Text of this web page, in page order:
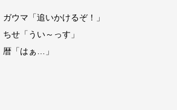
ガウマ「追いかけるぞ！」
ちせ「うい～っす」
暦「はぁ…」